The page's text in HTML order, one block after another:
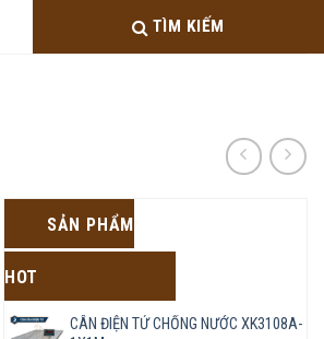
TÌM KIẾM
SẢN PHẨM
HOT
CÂN ĐIỆN TỬ CHỐNG NƯỚC XK3108A-